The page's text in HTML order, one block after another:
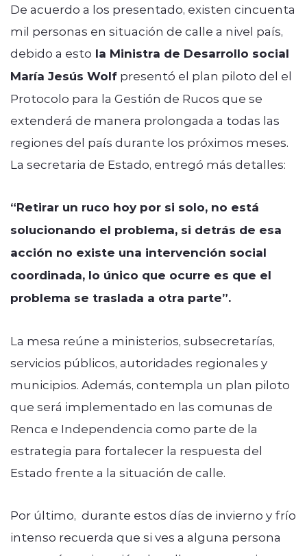
De acuerdo a los presentado, existen cincuenta
mil personas en situación de calle a nivel país,
debido a esto la Ministra de Desarrollo social
María Jesús Wolf presentó el plan piloto del el
Protocolo para la Gestión de Rucos que se
extenderá de manera prolongada a todas las
regiones del país durante los próximos meses.
La secretaria de Estado, entregó más detalles:
“Retirar un ruco hoy por si solo, no está
solucionando el problema, si detrás de esa
acción no existe una intervención social
coordinada, lo único que ocurre es que el
problema se traslada a otra parte”.
La mesa reúne a ministerios, subsecretarías,
servicios públicos, autoridades regionales y
municipios. Además, contempla un plan piloto
que será implementado en las comunas de
Renca e Independencia como parte de la
estrategia para fortalecer la respuesta del
Estado frente a la situación de calle.
Por último, durante estos días de invierno y frío
intenso recuerda que si ves a alguna persona